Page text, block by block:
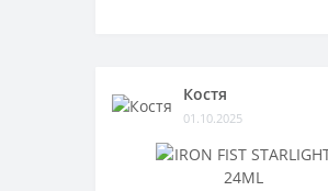
Костя
01.10.2025